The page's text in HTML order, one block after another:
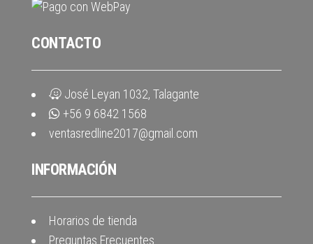
CONTACTO
José Leyan 1032, Talagante
+56 9 6842 1568
ventasredline2017@gmail.com
INFORMACIÓN
Horarios de tienda
Preguntas Frecuentes